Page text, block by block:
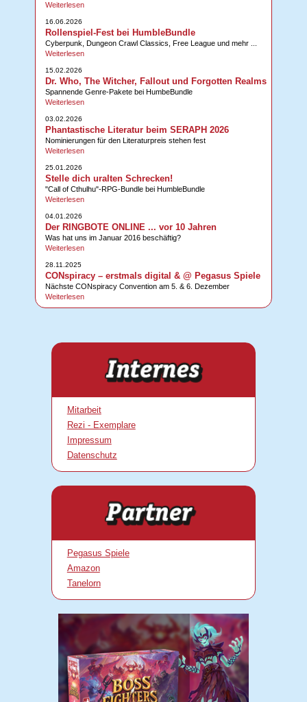
Weiterlesen
16.06.2026
Rollenspiel-Fest bei HumbleBundle
Cyberpunk, Dungeon Crawl Classics, Free League und mehr ...
Weiterlesen
15.02.2026
Dr. Who, The Witcher, Fallout und Forgotten Realms
Spannende Genre-Pakete bei HumbeBundle
Weiterlesen
03.02.2026
Phantastische Literatur beim SERAPH 2026
Nominierungen für den Literaturpreis stehen fest
Weiterlesen
25.01.2026
Stelle dich uralten Schrecken!
"Call of Cthulhu"-RPG-Bundle bei HumbleBundle
Weiterlesen
04.01.2026
Der RINGBOTE ONLINE ... vor 10 Jahren
Was hat uns im Januar 2016 beschäftig?
Weiterlesen
28.11.2025
CONspiracy – erstmals digital & @ Pegasus Spiele
Nächste CONspiracy Convention am 5. & 6. Dezember
Weiterlesen
Mitarbeit
Rezi - Exemplare
Impressum
Datenschutz
Pegasus Spiele
Amazon
Tanelorn